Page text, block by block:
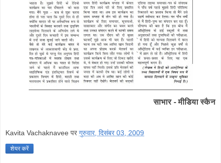
साभार - मीडिया स्कैन
Kavita Vachaknavee परगुरुवार, दिसंबर 03, 2009
शेयर करें